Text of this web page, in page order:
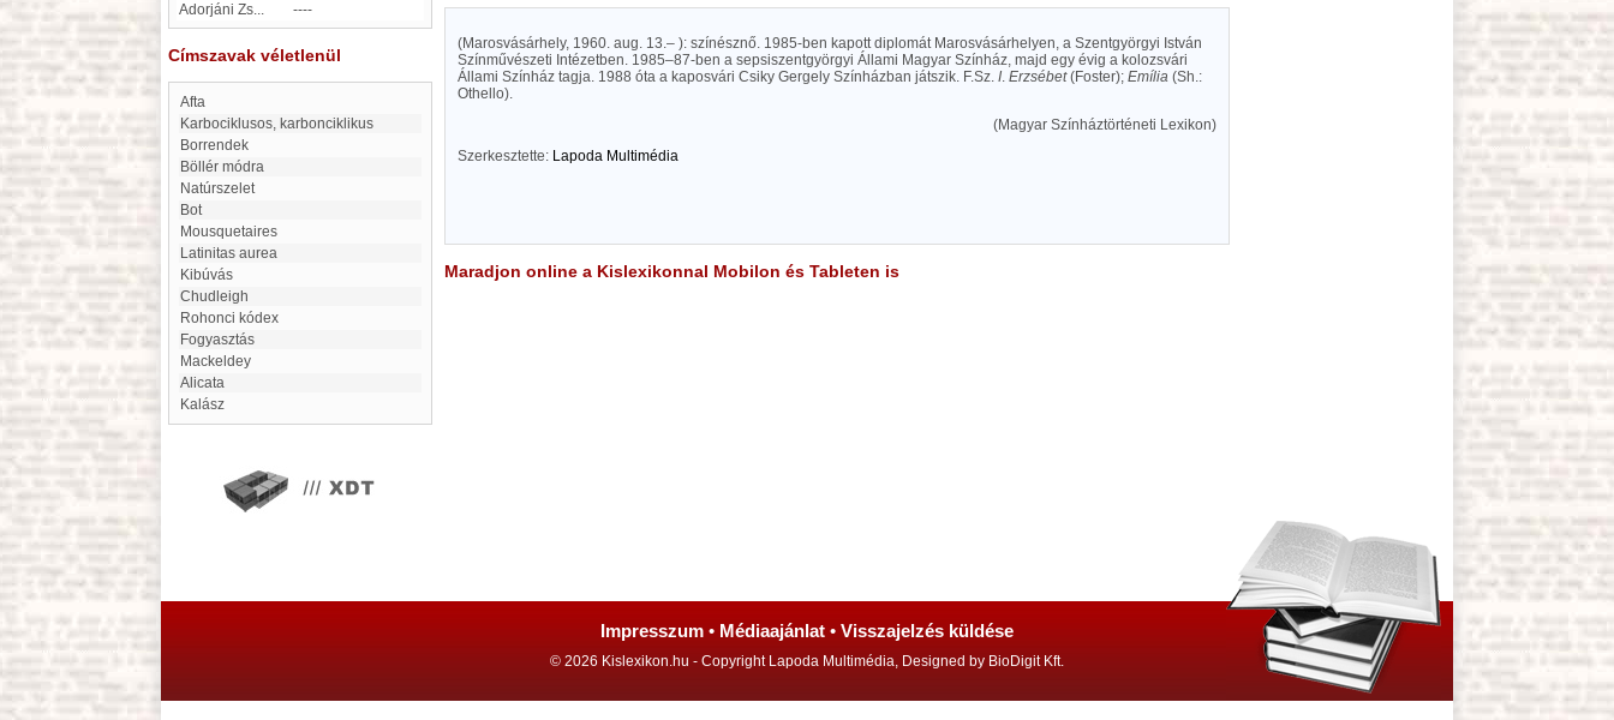
Adorjáni Zs...
----
Címszavak véletlenül
Afta
karbociklusos, karbonciklikus
Borrendek
böllér módra
natúrszelet
Bot
Mousquetaires
latinitas aurea
kibúvás
Chudleigh
Rohonci kódex
fogyasztás
Mackeldey
Alicata
Kalász
(Marosvásárhely, 1960. aug. 13.– ): színésznő. 1985-ben kapott diplomát Marosvásárhelyen, a Szentgyörgyi István
Színművészeti Intézetben. 1985–87-ben a sepsiszentgyörgyi Állami Magyar Színház, majd egy évig a kolozsvári
Állami Színház tagja. 1988 óta a kaposvári Csiky Gergely Színházban játszik. F.Sz. I. Erzsébet(Foster); Emília (Sh.:
Othello).
(Magyar Színháztörténeti Lexikon)
Szerkesztette: Lapoda Multimédia
Maradjon online a Kislexikonnal Mobilon és Tableten is
Impresszum • Médiaajánlat • Visszajelzés küldése
© 2026 Kislexikon.hu - Copyright Lapoda Multimédia, Designed by BioDigit Kft.